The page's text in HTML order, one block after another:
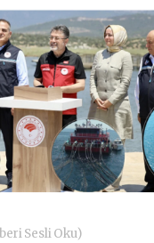
Sesli Oku)